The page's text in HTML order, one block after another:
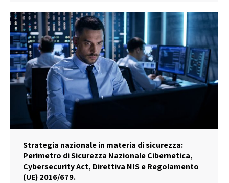
Strategia nazionale in materia di sicurezza:
Perimetro di Sicurezza Nazionale Cibernetica,
Cybersecurity Act, Direttiva NIS e Regolamento
(UE) 2016/679.